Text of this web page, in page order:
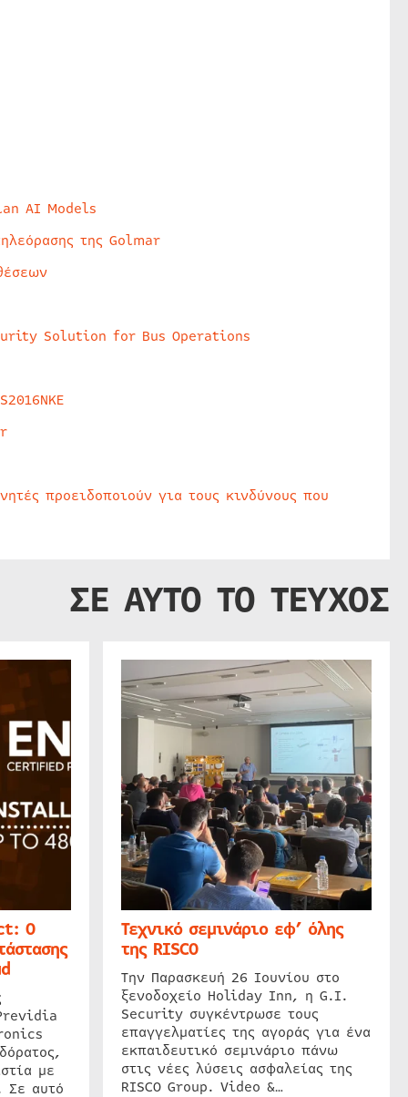
AI Models
της Golmar
Solution for Bus Operations
προειδοποιούν για τους κινδύνους που
ΣΕ ΑΥΤΟ ΤΟ ΤΕΥΧΟΣ
Ο
με
Σε αυτό
Τεχνικό σεμινάριο εφ’ όλης
της RISCO
Την Παρασκευή 26 Ιουνίου στο
ξενοδοχείο Holiday Inn, η G.I.
Security συγκέντρωσε τους
επαγγελματίες της αγοράς για ένα
εκπαιδευτικό σεμινάριο πάνω
στις νέες λύσεις ασφαλείας της
RISCO Group. Video &…